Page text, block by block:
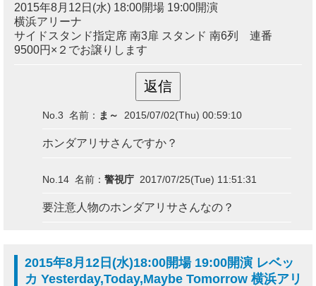
2015年8月12日(水) 18:00開場 19:00開演
横浜アリーナ
サイドスタンド指定席 南3扉 スタンド 南6列 連番
9500円×２でお譲りします
No.3 名前： ま～ 2015/07/02(Thu) 00:59:10
ホンダアリサさんですか？
No.14 名前： 警視庁 2017/07/25(Tue) 11:51:31
要注意人物のホンダアリサさんなの？
2015年8月12日(水)18:00開場 19:00開演 レベッ
カ Yesterday,Today,Maybe Tomorrow 横浜アリ